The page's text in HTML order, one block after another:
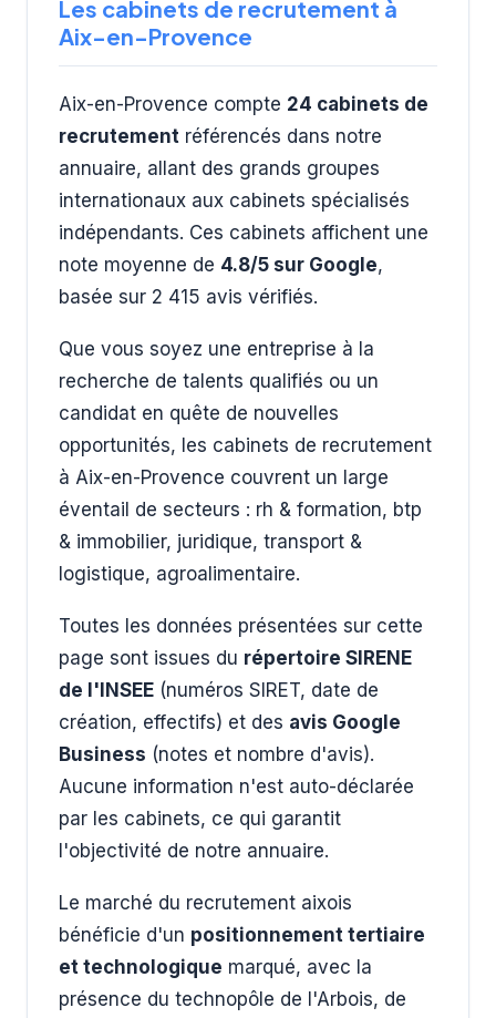
organisationnelle.
Les cabinets de recrutement à
Aix-en-Provence
Aix-en-Provence compte 24 cabinets de
recrutement référencés dans notre
annuaire, allant des grands groupes
internationaux aux cabinets spécialisés
indépendants. Ces cabinets affichent une
note moyenne de 4.8/5 sur Google,
basée sur 2 415 avis vérifiés.
Que vous soyez une entreprise à la
recherche de talents qualifiés ou un
candidat en quête de nouvelles
opportunités, les cabinets de recrutement
à Aix-en-Provence couvrent un large
éventail de secteurs : rh & formation, btp
& immobilier, juridique, transport &
logistique, agroalimentaire.
Toutes les données présentées sur cette
page sont issues du répertoire SIRENE
de l'INSEE (numéros SIRET, date de
création, effectifs) et des avis Google
Business (notes et nombre d'avis).
Aucune information n'est auto-déclarée
par les cabinets, ce qui garantit
l'objectivité de notre annuaire.
Le marché du recrutement aixois
bénéficie d'un positionnement tertiaire
et technologique marqué, avec la
présence du technopôle de l'Arbois, de